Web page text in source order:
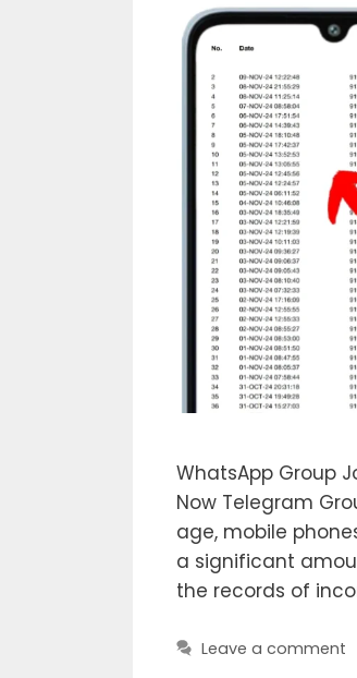
WhatsApp Group
Now Telegram
age, mobile
a significant
the records of
Leave a comment